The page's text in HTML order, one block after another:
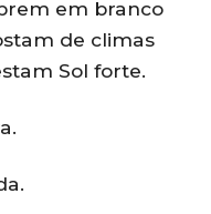
em branco
de climas
Sol forte.